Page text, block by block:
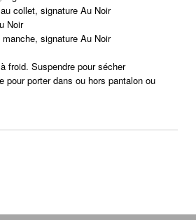
collet, signature Au Noir
Noir
signature Au Noir
froid. Suspendre pour sécher
pour porter dans ou hors pantalon ou